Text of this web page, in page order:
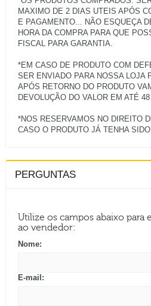
MAXIMO DE 2 DIAS UTEIS APÓS
E PAGAMENTO... NÃO ESQUEÇA
HORA DA COMPRA PARA QUE
FISCAL PARA GARANTIA.
*EM CASO DE PRODUTO COM
SER ENVIADO PARA NOSSA LOJA
APÓS RETORNO DO PRODUTO
DEVOLUÇÃO DO VALOR EM ATÉ
*NOS RESERVAMOS NO DIREITO
PERGUNTAS
Utilize os campos abaixo para
ao vendedor:
Nome:
E-mail: